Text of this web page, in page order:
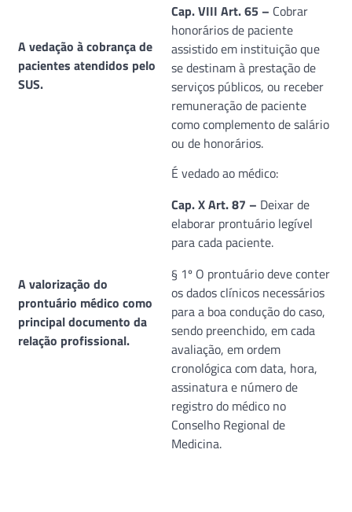
A vedação à cobrança de
pacientes atendidos pelo
SUS.
Cap. VIII Art. 65 – Cobrar
honorários de paciente
assistido em instituição que
se destinam à prestação de
serviços públicos, ou receber
remuneração de paciente
como complemento de salário
ou de honorários.
A valorização do
prontuário médico como
principal documento da
relação profissional.
É vedado ao médico:
Cap. X Art. 87 – Deixar de
elaborar prontuário legível
para cada paciente.
§ 1º O prontuário deve conter
os dados clínicos necessários
para a boa condução do caso,
sendo preenchido, em cada
avaliação, em ordem
cronológica com data, hora,
assinatura e número de
registro do médico no
Conselho Regional de
Medicina.